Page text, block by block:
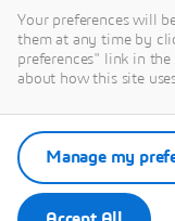
Be part of the
internship and
Learn more
Your preferences will
them at any time by
preferences" link in
about how this site
Manage my